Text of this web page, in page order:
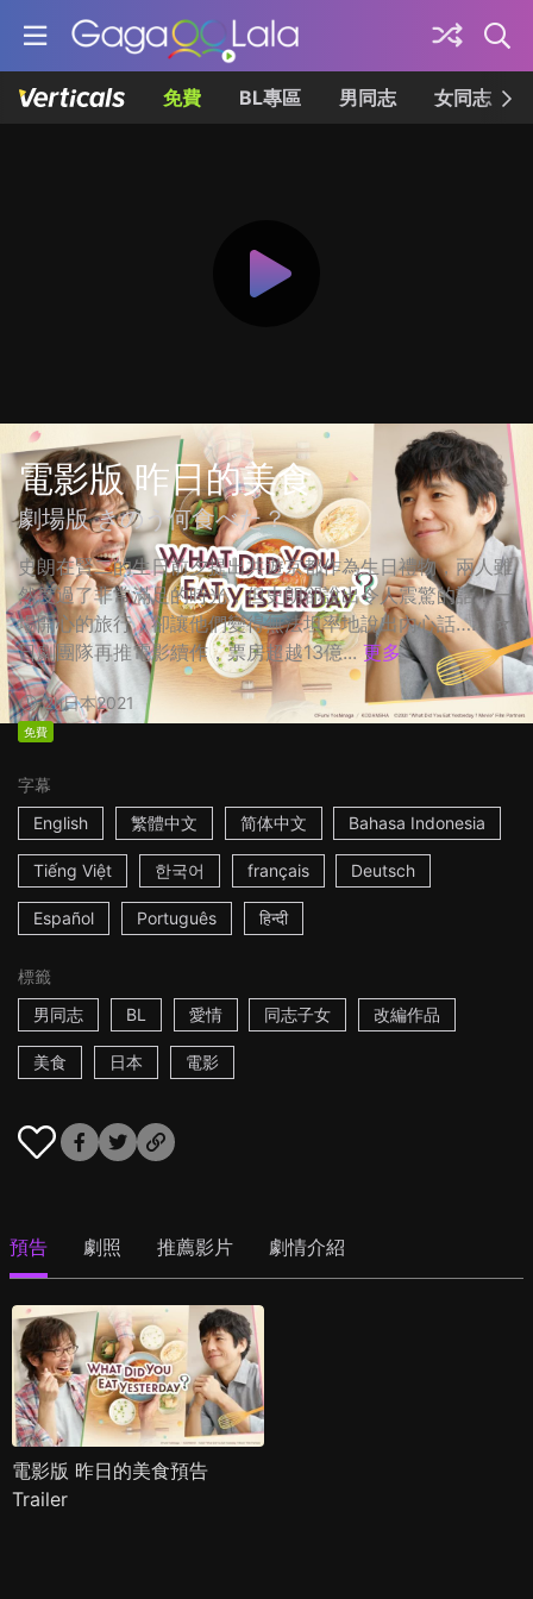
免費 BL專區 男同志 女同志
電影版 昨日的美食
劇場版 きのう何食べた？
史朗在賢二的生日前夕提出共遊京都作為生日禮物，兩人雖
然度過了非常滿足的時光，但史朗卻說出令人震驚的話！一
場開心的旅行，卻讓他們變得無法坦率地說出內心話…… ☆
日劇團隊再推電影續作，票房超越13億... 更多
2h日本2021
免費
字幕
English
繁體中文 简体中文 Bahasa Indonesia
Tiếng Việt 한국어 français Deutsch
Español Português हिन्दी
標籤
男同志
BL 愛情 同志子女 改編作品
美食 日本 電影
預告 劇照 推薦影片 劇情介紹
電影版 昨日的美食預告
Trailer